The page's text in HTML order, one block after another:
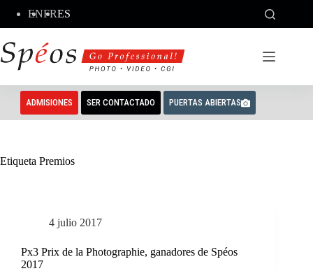
contenido
ENFRES
ADMISIONES SER CONTACTADO PUERTAS ABIERTAS
Etiqueta Premios
4 julio 2017
Px3 Prix de la Photographie, ganadores de Spéos
2017